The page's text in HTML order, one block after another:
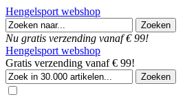
Hengelsport webshop
Nu gratis verzending vanaf € 99!
Hengelsport webshop
Gratis verzending vanaf € 99!